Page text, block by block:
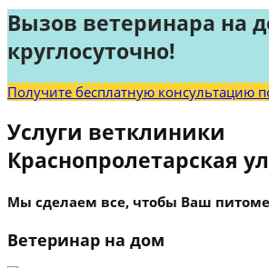
Вызов ветеринара на
круглосуточно!
Получите бесплатную консультацию
Услуги ветклиники
Краснопролетарская
Мы сделаем все, чтобы Ваш
Ветеринар на дом